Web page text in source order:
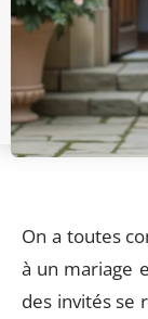
On a toutes
à un mariage
des invités se